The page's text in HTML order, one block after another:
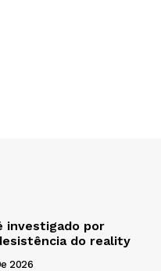
investigado por
do reality
2026